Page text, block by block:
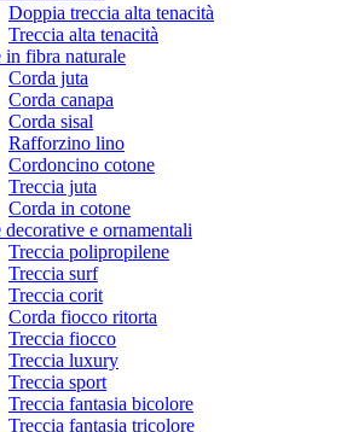
Doppia treccia alta tenacità
Treccia alta tenacità
in fibra naturale
Corda juta
Corda canapa
Corda sisal
Rafforzino lino
Cordoncino cotone
Treccia juta
Corda in cotone
decorative e ornamentali
Treccia polipropilene
Treccia surf
Treccia corit
Corda fiocco ritorta
Treccia fiocco
Treccia luxury
Treccia sport
Treccia fantasia bicolore
Treccia fantasia tricolore